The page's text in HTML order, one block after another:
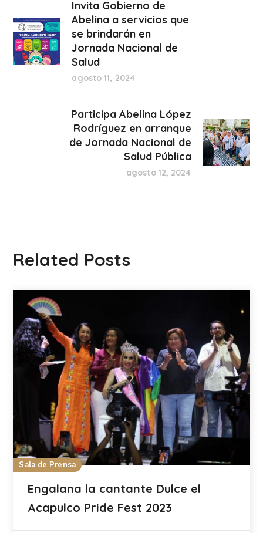
Invita Gobierno de
Abelina a servicios que
se brindarán en
Jornada Nacional de
Salud
agosto 11, 2024
Participa Abelina López
Rodríguez en arranque
de Jornada Nacional de
Salud Pública
agosto 12, 2024
Related Posts
Sala de Prensa
Engalana la cantante Dulce el
Acapulco Pride Fest 2023